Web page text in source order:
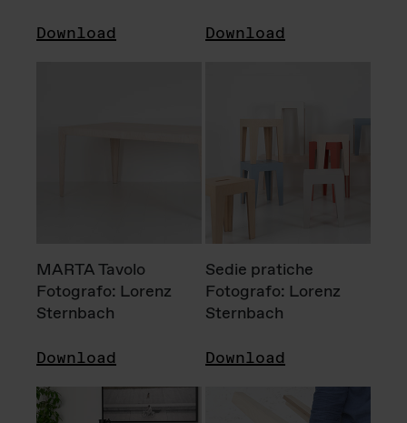
Download Download
MARTA Tavolo
Fotografo: Lorenz
Sternbach
Download
Sedie pratiche
Fotografo: Lorenz
Sternbach
Download